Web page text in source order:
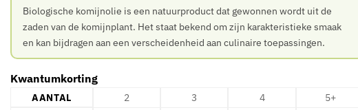
Biologische komijnolie is een natuurproduct dat gewonnen wordt uit de
zaden van de komijnplant. Het staat bekend om zijn karakteristieke smaak
en kan bijdragen aan een verscheidenheid aan culinaire toepassingen.
Kwantumkorting
AANTAL 2 3 4
5+